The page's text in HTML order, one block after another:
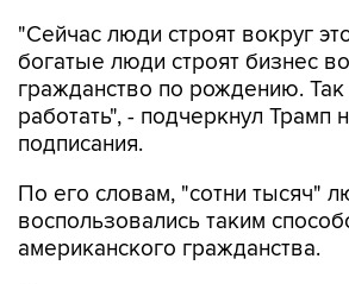
"Сейчас люди строят вокруг
богатые люди строят бизнес
гражданство по рождению.
работать", - подчеркнул Трамп
подписания.
По его словам, "сотни тысяч"
воспользовались таким
американского гражданства.